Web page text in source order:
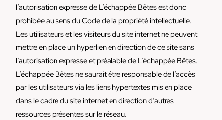
l’autorisation expresse de L’échappée Bêtes est donc
prohibée au sens du Code de la propriété intellectuelle.
Les utilisateurs et les visiteurs du site internet ne peuvent
mettre en place un hyperlien en direction de ce site sans
l’autorisation expresse et préalable de L’échappée Bêtes.
L’échappée Bêtes ne saurait être responsable de l’accès
par les utilisateurs via les liens hypertextes mis en place
dans le cadre du site internet en direction d’autres
ressources présentes sur le réseau.